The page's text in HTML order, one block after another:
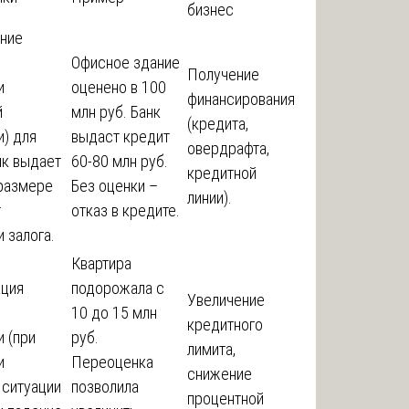
бизнес
для
выдает
Офисное здание
оценено в 100
млн руб. Банк
выдаст кредит
60-80 млн руб.
Без оценки –
отказ в кредите.
Получение
финансирования
(кредита,
овердрафта,
кредитной
линии).
(при
Квартира
подорожала с
10 до 15 млн
руб.
Переоценка
позволила
Увеличение
кредитного
лимита,
снижение
процентной